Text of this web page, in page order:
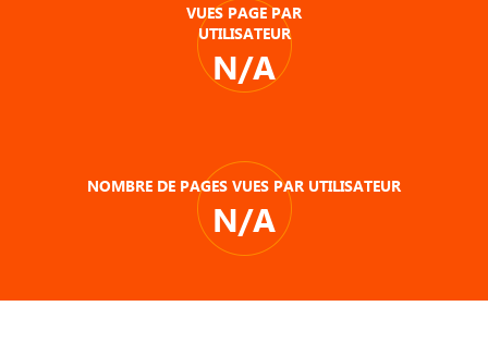
VUES PAGE PAR
UTILISATEUR
N/A
NOMBRE DE PAGES VUES PAR UTILISATEUR
N/A